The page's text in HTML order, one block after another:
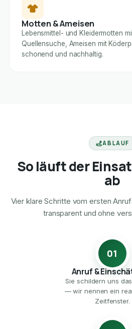
Motten & Ameisen
Lebensmittel- und Kleidermotten
Quellensuche, Ameisen mit
schonend und nachhaltig.
ABLAUF
So läuft der
ab
Vier klare Schritte vom ersten
transparent und ohne
01
Anruf &
Sie schildern uns
— wir nennen ein
Zeitfenster.